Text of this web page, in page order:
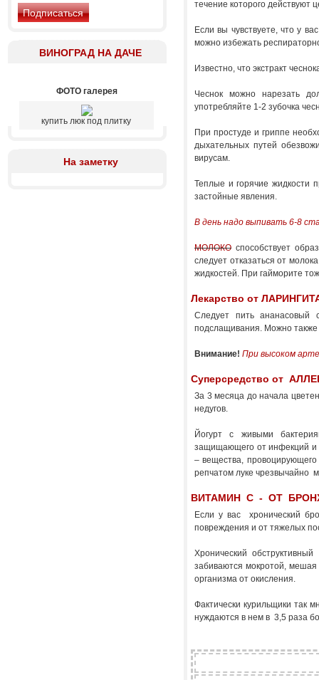
ВИНОГРАД НА ДАЧЕ
ФОТО галерея
купить люк под плитку
На заметку
течение которого
Если вы чувствуете, что у
можно избежать
Известно, что экстракт
Чеснок можно нарезать
употребляйте 1-2 зубочка
При простуде и гриппе
дыхательных путей
вирусам.
Теплые и горячие жидкости
застойные явления.
В день надо выпивать 6-8
МОЛОКО способствует
следует отказаться от
жидкостей. При гайморите
Лекарство от
Следует пить ананасовый
подслащивания. Можно также
Внимание! При высоком
Суперсредство от
За 3 месяца до начала
недугов.
Йогурт с живыми
защищающего от инфекций и
– вещества, провоцирующего
репчатом луке чрезвычайно
ВИТАМИН С - ОТ
Если у вас хронический
повреждения и от тяжелых
Хронический
забиваются мокротой,
организма от окисления.
Фактически курильщики так
нуждаются в нем в 3,5 раза